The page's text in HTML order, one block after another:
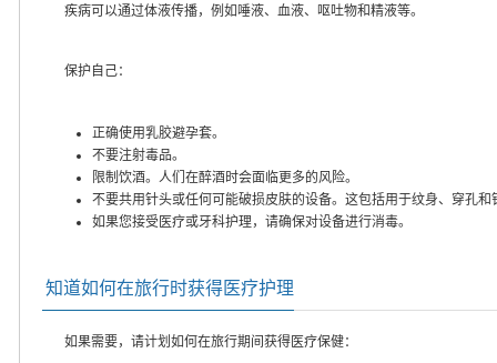
疾病可以通过体液传播，例如唾液、血液、呕吐物和精液等。
保护自己：
正确使用乳胶避孕套。
不要注射毒品。
限制饮酒。人们在醉酒时会面临更多的风险。
不要共用针头或任何可能破损皮肤的设备。这包括用于纹身、穿孔和
如果您接受医疗或牙科护理，请确保对设备进行消毒。
知道如何在旅行时获得医疗护理
如果需要，请计划如何在旅行期间获得医疗保健：